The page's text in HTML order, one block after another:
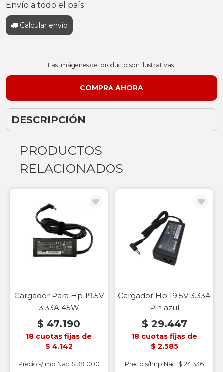
Envío a todo el país
Calcular envío
Las imágenes del producto son ilustrativas.
DESCRIPCIÓN
PRODUCTOS
RELACIONADOS
Cargador Para Hp 19.5V
3.33A 45W
$ 47.190
18 cuotas fijas de
$ 4.142
Precio s/Imp.Nac. $ 39.000
Cargador Hp 19.5V 3.33A
Pin azul
$ 29.447
18 cuotas fijas de
$ 2.585
Precio s/Imp.Nac. $ 24.336